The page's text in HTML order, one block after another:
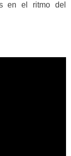
en el ritmo del